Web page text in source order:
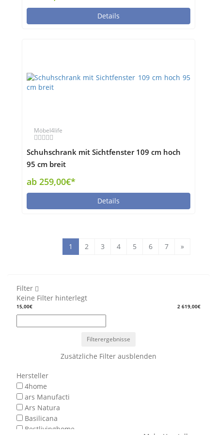
Details
Möbel4life
Schuhschrank mit Sichtfenster 109 cm hoch
95 cm breit
ab 259,00€*
Details
1 2 3 4 5 6 7 »
Filter
Keine Filter hinterlegt
15,00€ 2 619,00€
Filterergebnisse
Zusätzliche Filter ausblenden
Hersteller
4home
ars Manufacti
Ars Natura
Basilicana
Bestlivinghome